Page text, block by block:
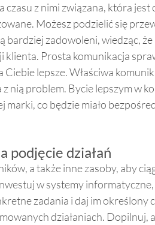
czasu z nimi związana, która
Możesz podzielić się
bardziej zadowoleni, wiedząc,
klienta. Prosta komunikacja
Ciebie lepsze. Właściwa
nią problem. Bycie lepszym w
marki, co będzie miało
podjęcie działań
a także inne zasoby, aby
w systemy
zadania i daj im określony
działaniach. Dopilnuj,